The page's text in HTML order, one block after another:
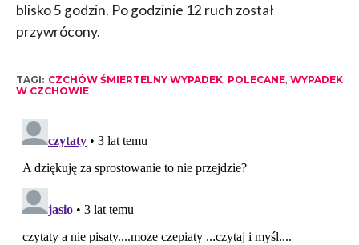
blisko 5 godzin. Po godzinie 12 ruch został
przywrócony.
TAGI: CZCHÓW ŚMIERTELNY WYPADEK, POLECANE, WYPADEK
W CZCHOWIE